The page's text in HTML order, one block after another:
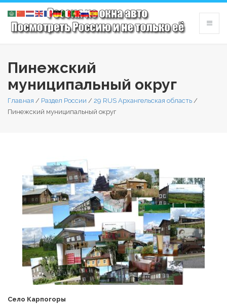
Пинежский
муниципальный округ
Главная / Раздел России / 29 RUS Архангельская область /
Пинежский муниципальный округ
Село Карпогоры